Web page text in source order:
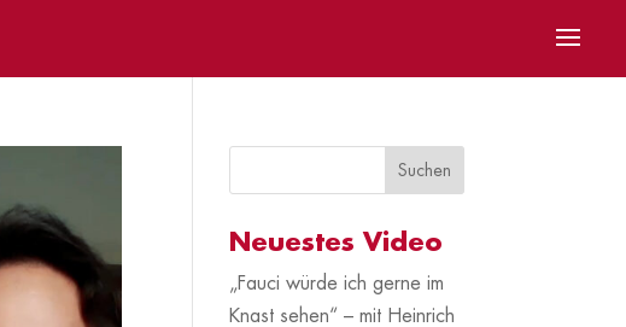
Neuestes Video
„Fauci würde ich gerne im
Knast sehen“ – mit Heinrich